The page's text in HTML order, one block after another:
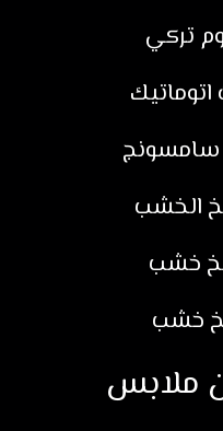
تركي
سامسونج
الخشب
خشب
خشب
ملابس